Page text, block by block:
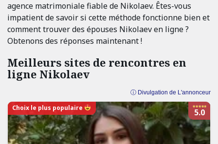
agence matrimoniale fiable de Nikolaev. Êtes-vous
impatient de savoir si cette méthode fonctionne bien et
comment trouver des épouses Nikolaev en ligne ?
Obtenons des réponses maintenant !
Meilleurs sites de rencontres en
ligne Nikolaev
ⓘ Divulgation de L'annonceur
5.0
Choix le plus populaire